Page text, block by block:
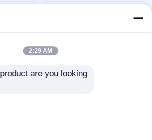
棒の組立
組成
地図
Privacy Policy
ン組成中国工場.Copyright © 2026
2:29 AM
are you looking